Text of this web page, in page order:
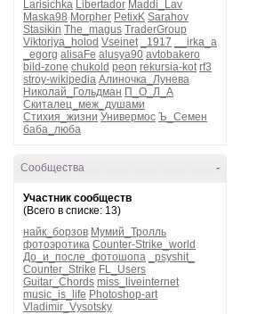
Larisichka Libertador Maddi_Lav
Maska98 Morpher PetixK Sarahov
Stasikin The_magus TraderGroup
Viktoriya_holod Vseinet _1917
__irka_a
_egorg alisaFe alusya90 avtobakero
bild-zone chukold peon rekursia-kot rf3
stroy-wikipedia Алиночка_Лунева
Николай_Гольдман П_О_Л_А
Скиталец_меж_душами
Стихия_жизни Универмос Ъ_Семен
баба_люба
-
Сообщества
Участник сообществ
(Всего в списке: 13)
найк_борзов Мумий_Тролль
фотоэротика Counter-Strike_world
До_и_после_фотошопа
_psyshit_
Counter_Strike FL_Users
Guitar_Chords miss_liveinternet
music_is_life Photoshop-art
Vladimir_Vysotsky